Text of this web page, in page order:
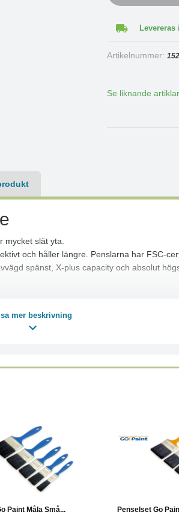
Artikelnummer:
Se liknande
slät yta.
och håller längre. Penslarna har FSC-
spänst, X-plus capacity och absolut
mer beskrivning
Paint Måla Små...
Läs mer
Penselset Go